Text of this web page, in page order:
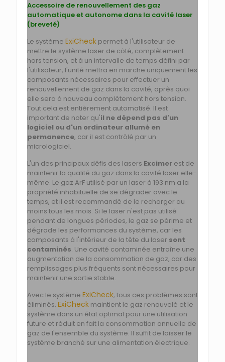
Accessoire de renouvellement des gaz
automatique et autonome dans la cavité laser
(breveté)
Le système ExiCheck permet à l'utilisateur de
mettre le système laser de côté, complètement
hors tension, et à un intervalle de temps défini par
l'utilisateur, l'unité mettra en marche uniquement les
composants nécessaires pour effectuer un
renouvellement de gaz dans la cavité, après quoi
elle sera à nouveau complètement hors tension.
Tout cela est entièrement automatisé. Il est
important de noter qu'il ne dépend pas d'un
logiciel ou d'un ordinateur allumé en
permanence, car il est contrôlé par un
micrologiciel.
L'un des principaux défis des lasers Excimer est de
maintenir la qualité du gaz dans la cavité laser elle-
même. Le gaz ArF utilisé par un laser à 193 nm a la
propriété inhabituelle de se dégrader avec le
temps, et il est recommandé de le recharger au
moins tous les mois. Si le laser n'est pas utilisé
pendant de longues périodes, le gaz se périme et
dégrade les performances du système, car les
composants à l'intérieur de la tête du laser sont
contaminés. Une cavité contaminée entraîne une
augmentation de la consommation de gaz, car des
remplissages plus fréquents sont nécessaires pour
maintenir une sortie stable.
Avec le système ExiCheck, tous ces problèmes sont
éliminés. ExiCheck maintient le gaz renouvelé et le
système dans un état optimal pour une utilisation
future et réduit en fait la consommation annuelle de
gaz de l'ensemble du système. Il suffit de laisser le
système branché sur une alimentation électrique.